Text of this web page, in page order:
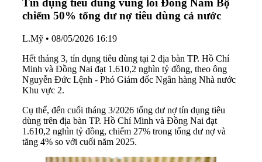
Tín dụng tiêu dùng vùng lõi Đông Nam Bộ
chiếm 50% tổng dư nợ tiêu dùng cả nước
L.Mỹ • 08/05/2026 16:19
Hết tháng 3, tín dụng tiêu dùng tại 2 địa bàn TP. Hồ Chí
Minh và Đồng Nai đạt 1.610,2 nghìn tỷ đồng, theo ông
Nguyễn Đức Lệnh - Phó Giám đốc Ngân hàng Nhà nước
Khu vực 2.
Cụ thể, đến cuối tháng 3/2026 tổng dư nợ tín dụng tiêu
dùng trên địa bàn TP. Hồ Chí Minh và Đồng Nai đạt
1.610,2 nghìn tỷ đồng, chiếm 27% trong tổng dư nợ và
tăng 4% so với cuối năm 2025.